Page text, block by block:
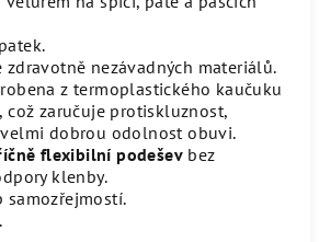
zdravotně nezávadných materiálů.
z termoplastického kaučuku
což zaručuje protiskluznost,
dobrou odolnost obuvi.
flexibilní podešev bez
klenby.
samozřejmostí.